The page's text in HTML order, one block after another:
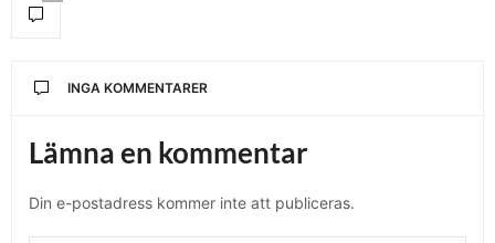
INGA KOMMENTARER
Lämna en kommentar
Din e-postadress kommer inte att publiceras.